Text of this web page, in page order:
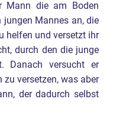
Mann die am Boden
jungen Mannes an, die
helfen und versetzt ihr
durch den die junge
Danach versucht er
versetzen, was aber
der dadurch selbst